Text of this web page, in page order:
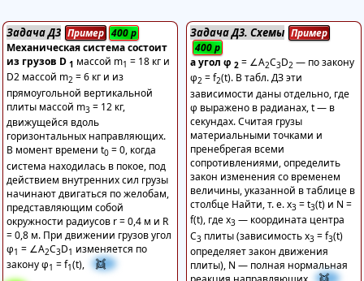
Задача Д3 Пример 400р
Механическая система состоит
из грузов D 1 массой m1 = 18 кг и
D2 массой m2 = 6 кг и из
прямоугольной вертикальной
плиты массой m3 = 12 кг,
движущейся вдоль
горизонтальных направляющих.
В момент времени t0 = 0, когда
система находилась в покое, под
действием внутренних сил грузы
начинают двигаться по желобам,
представляющим собой
окружности радиусов r = 0,4 м и R
= 0,8 м. При движении грузов угол
φ1 = ∠A2C3D1 изменяется по
закону φ1 = f1(t),
👯
Задача Д3. Схемы Пример
400р
а угол φ 2 = ∠A2C3D2 — по закону
φ2 = f2(t). В табл. ДЗ эти
зависимости даны отдельно, где
φ выражено в радианах, t — в
секундах. Считая грузы
материальными точками и
пренебрегая всеми
сопротивлениями, определить
закон изменения со временем
величины, указанной в таблице в
столбце Найти, т. е. x3 = t3(t) и N =
f(t), где x3 — координата центра
C3 плиты (зависимость x3 = f3(t)
определяет закон движения
плиты), N — полная нормальная
👯